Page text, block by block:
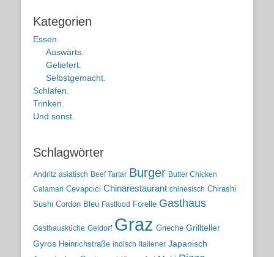
Kategorien
Essen.
Auswärts.
Geliefert.
Selbstgemacht.
Schlafen.
Trinken.
Und sonst.
Schlagwörter
Andritz asiatisch Beef Tartar Burger Butter Chicken
Calamari Cevapcici Chinarestaurant chinesisch Chirashi
Sushi Cordon Bleu Fastfood Forelle Gasthaus
Gasthausküche Geidorf Graz Grieche Grillteller
Gyros Heinrichstraße indisch Italiener Japanisch